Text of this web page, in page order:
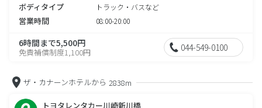
ボディタイプ トラック・バスなど
営業時間 08:00-20:00
6時間まで5,500円
免責補償制度1,100円 044-549-0100
ザ・カナーンホテルから 2838m
トヨタレンタカー川崎新川橋